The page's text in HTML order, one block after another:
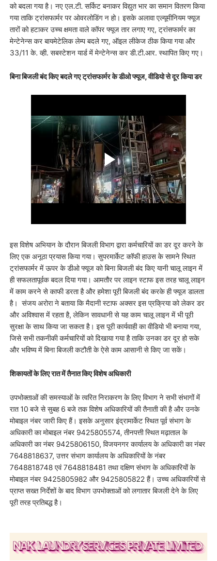
को बदला गया है। नए एल.टी. सर्किट बनाकर विद्युत भार का समान वितरण किया
गया ताकि ट्रांसफार्मर पर ओवरलोडिंग न हो। इसके अलावा एल्यूमीनियम फ्यूज
तारों को हटाकर उच्च क्षमता वाले कॉपर फ्यूज तार लगाए गए, ट्रांसफार्मर का
मेन्टेनेन्स कर बायमेटेलिक लेम्प बदले गए, ऑइल लीकेज ठीक किया गया और
33/11 के. व्ही. सबस्टेशन यार्ड में मेन्टेनेन्स कर डी.टी.आर. स्थापित किए गए।
बिना बिजली बंद किए बदले गए ट्रांसफार्मर के डीओ फ्यूज, वीडियो से दूर किया डर
इस विशेष अभियान के दौरान बिजली विभाग द्वारा कर्मचारियों का डर दूर करने के
लिए एक अनूठा प्रयास किया गया। सुपरमार्केट कॉफी हाउस के सामने स्थित
ट्रांसफार्मर में ऊपर के डीओ फ्यूज को बिना बिजली बंद किए यानी चालू लाइन में
ही सफलतापूर्वक बदल दिया गया। आमतौर पर लाइन स्टाफ इस तरह चालू लाइन
में काम करने से काफी डरता है और हमेशा पूरी बिजली बंद करके ही फ्यूज डालता
है। संजय अरोरा ने बताया कि मैदानी स्टाफ अक्सर इस प्रक्रिया को लेकर डर
और अविश्वास में रहता है, लेकिन सावधानी से यह काम चालू लाइन में भी पूरी
सुरक्षा के साथ किया जा सकता है। इस पूरी कार्यवाही का वीडियो भी बनाया गया,
जिसे सभी तकनीकी कर्मचारियों को दिखाया गया है ताकि उनका डर दूर हो सके
और भविष्य में बिना बिजली कटौती के ऐसे काम आसानी से किए जा सकें।
शिकायतों के लिए रात में तैनात किए विशेष अधिकारी
उपभोक्ताओं की समस्याओं के त्वरित निराकरण के लिए विभाग ने सभी संभागों में
रात 10 बजे से सुबह 6 बजे तक विशेष अधिकारियों की तैनाती की है और उनके
मोबाइल नंबर जारी किए हैं। इसके अनुसार इंद्रामार्केट स्थित पूर्व संभाग के
अधिकारी का मोबाइल नंबर 9425805574, तीनपत्ती स्थित मढ़ाताल के
अधिकारी का नंबर 9425806150, विजयनगर कार्यालय के अधिकारी का नंबर
7648818637, उत्तर संभाग कार्यालय के अधिकारियों के नंबर
7648818748 एवं 7648818481 तथा दक्षिण संभाग के अधिकारियों के
मोबाइल नंबर 9425805982 और 9425805822 हैं। उच्च अधिकारियों से
प्राप्त सख्त निर्देशों के बाद विभाग उपभोक्ताओं को लगातार बिजली देने के लिए
पूरी तरह प्रतिबद्ध है।